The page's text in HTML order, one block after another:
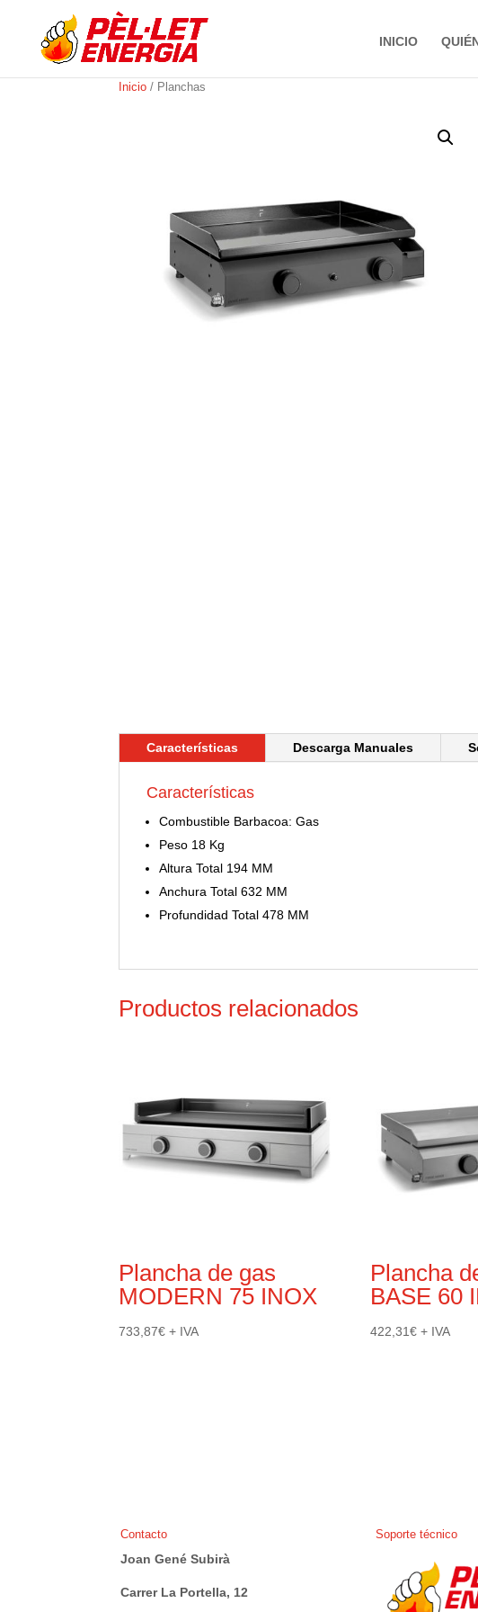
INICIO
Inicio / Planchas
Características Descarga Manuales
Características
Combustible Barbacoa: Gas
Peso 18 Kg
Altura Total 194 MM
Anchura Total 632 MM
Profundidad Total 478 MM
Productos relacionados
Plancha de gas
MODERN 75 INOX
733,87€ + IVA
Plancha
BASE 60
422,31€ + IVA
Contacto
Joan Gené Subirà
Carrer La Portella, 12
Soporte técnico